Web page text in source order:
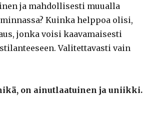
ja mahdollisesti muualla
Kuinka helppoa olisi,
jonka voisi kaavamaisesti
Valitettavasti vain
on ainutlaatuinen ja uniikki.